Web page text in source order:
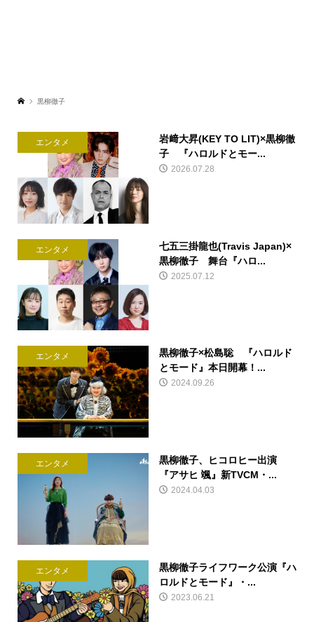
黒柳徹子
エンタメ
岩﨑大昇(KEY TO LIT)×黒柳徹
子 『ハロルドとモー...
2026.07.28
エンタメ
七五三掛龍也(Travis Japan)×
黒柳徹子 舞台『ハロ...
2025.07.12
エンタメ
黒柳徹子×松島聡 『ハロルド
とモード』本日開幕！...
2024.09.26
エンタメ
黒柳徹子、ヒコロヒー出演
『アサヒ 颯』新TVCM・...
2024.04.03
エンタメ
黒柳徹子ライフワーク公演『ハ
ロルドとモード』・...
2023.06.21